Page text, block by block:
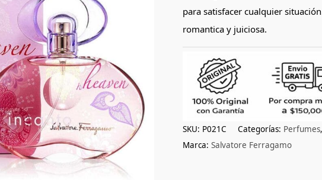
$418,000.
para satisfacer cualquier
romantica y juiciosa.
SKU: P021C Categorías: Perfumes,
Marca: Salvatore Ferragamo